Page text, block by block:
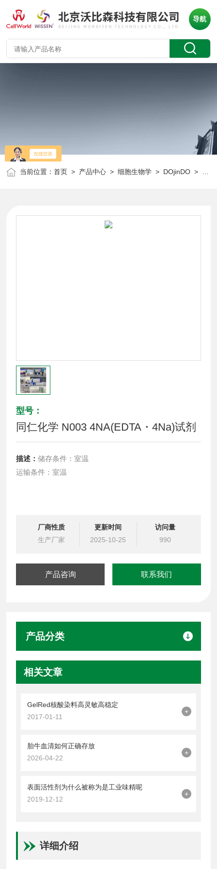
导航
当前位置：首页 > 产品中心 >细胞生物学 > DOjinDO > 同仁化学 N003 4NA(EDTA・4Na)试剂
型号：
同仁化学 N003 4NA(EDTA・4Na)试剂
描述：储存条件：室温
运输条件：室温
厂商性质
生产厂家
更新时间
2025-10-25
访问量
990
产品咨询 联系我们
产品分类
相关文章
GelRed核酸染料高灵敏高稳定
2017-01-11
+
胎牛血清如何正确存放
2026-04-22
+
表面活性剂为什么被称为是工业味精呢
2019-12-12
+
详细介绍